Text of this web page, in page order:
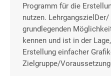
Programm für die
nutzen.
grundlegenden
kennen und ist in der
Erstellung einfacher
Zielgruppe/